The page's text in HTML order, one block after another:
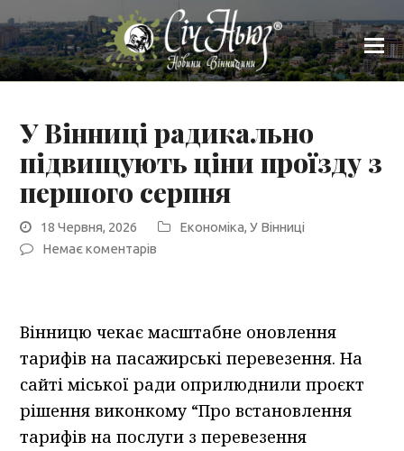
У Вінниці радикально
підвищують ціни проїзду з
першого серпня
18 Червня, 2026 Економіка,У Вінниці
Немає коментарів
Вінницю чекає масштабне оновлення
тарифів на пасажирські перевезення. На
сайті міської ради оприлюднили проєкт
рішення виконкому “Про встановлення
тарифів на послуги з перевезення